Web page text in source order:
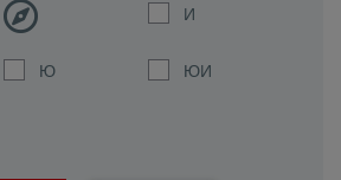
И
Ю ЮИ